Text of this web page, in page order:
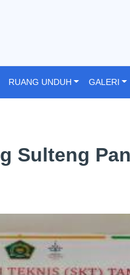
RUANG UNDUH GALERI
Sulteng